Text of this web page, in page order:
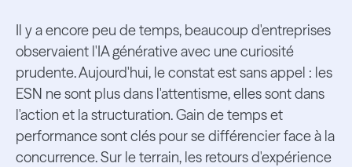
Il y a encore peu de temps, beaucoup d'entreprises
observaient l'IA générative avec une curiosité
prudente. Aujourd'hui, le constat est sans appel : les
ESN ne sont plus dans l'attentisme, elles sont dans
l'action et la structuration. Gain de temps et
performance sont clés pour se différencier face à la
concurrence. Sur le terrain, les retours d'expérience